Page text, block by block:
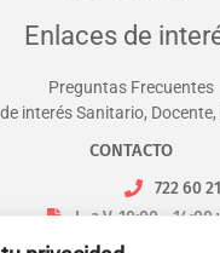
Enlaces de
Preguntas Frecuentes
interés Sanitario,
CONTACTO
722 60
L. a V. 10:00 - 14:00